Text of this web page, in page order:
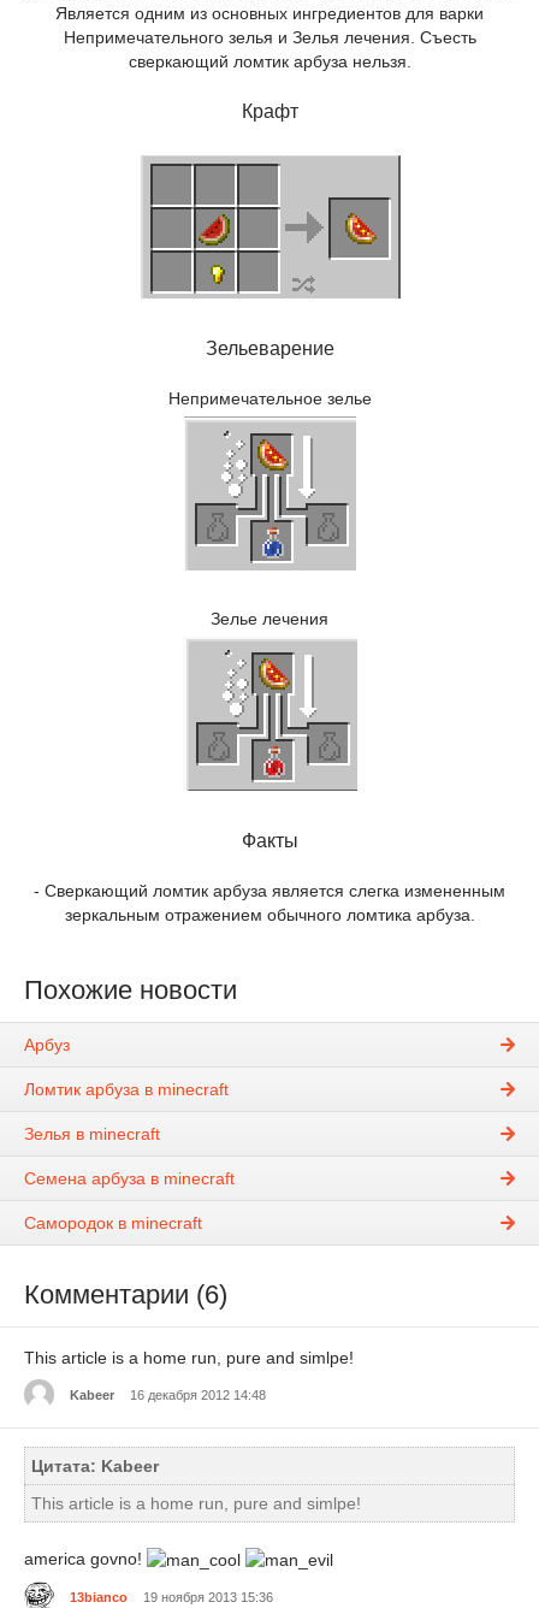
Является одним из основных ингредиентов для варки
Непримечательного зелья и Зелья лечения. Съесть
сверкающий ломтик арбуза нельзя.
Крафт
Зельеварение
Непримечательное зелье
Зелье лечения
Факты
- Сверкающий ломтик арбуза является слегка измененным
зеркальным отражением обычного ломтика арбуза.
Похожие новости
Арбуз
Ломтик арбуза в minecraft
Зелья в minecraft
Семена арбуза в minecraft
Самородок в minecraft
Комментарии (6)
This article is a home run, pure and simlpe!
Kabeer 16 декабря 2012 14:48
Цитата: Kabeer
This article is a home run, pure and simlpe!
america govno!
13bianco 19 ноября 2013 15:36